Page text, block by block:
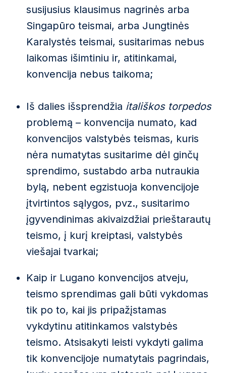
susijusius klausimus nagrinės arba
Singapūro teismai, arba Jungtinės
Karalystės teismai, susitarimas nebus
laikomas išimtiniu ir, atitinkamai,
konvencija nebus taikoma;
Iš dalies išsprendžia itališkos torpedos
problemą – konvencija numato, kad
konvencijos valstybės teismas, kuris
nėra numatytas susitarime dėl ginčų
sprendimo, sustabdo arba nutraukia
bylą, nebent egzistuoja konvencijoje
įtvirtintos sąlygos, pvz., susitarimo
įgyvendinimas akivaizdžiai prieštarautų
teismo, į kurį kreiptasi, valstybės
viešajai tvarkai;
Kaip ir Lugano konvencijos atveju,
teismo sprendimas gali būti vykdomas
tik po to, kai jis pripažįstamas
vykdytinu atitinkamos valstybės
teismo. Atsisakyti leisti vykdyti galima
tik konvencijoje numatytais pagrindais,